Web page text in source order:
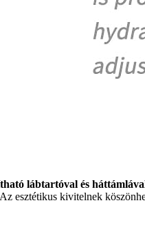
lábtartóval és
esztétikus kivitelnek